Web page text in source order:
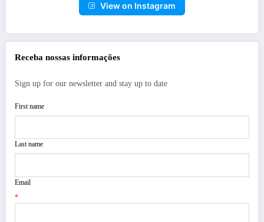
View on Instagram
Receba nossas informações
Sign up for our newsletter and stay up to date
First name
Last name
Email
*